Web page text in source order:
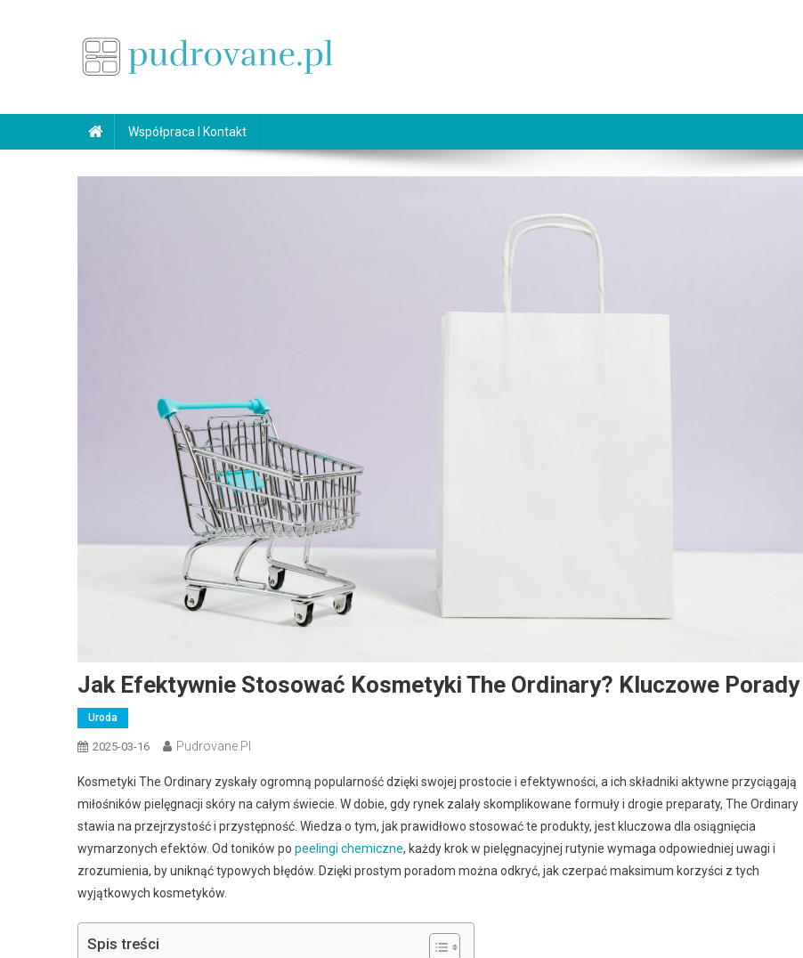
Współpraca I Kontakt
Jak Efektywnie Stosować Kosmetyki The Ordinary? Kluczowe Porady
Uroda
2025-03-16 Pudrovane.pl
Kosmetyki The Ordinary zyskały ogromną popularność dzięki swojej prostocie i efektywności, a ich składniki aktywne przyciągają
miłośników pielęgnacji skóry na całym świecie. W dobie, gdy rynek zalały skomplikowane formuły i drogie preparaty, The Ordinary
stawia na przejrzystość i przystępność. Wiedza o tym, jak prawidłowo stosować te produkty, jest kluczowa dla osiągnięcia
wymarzonych efektów. Od toników po peelingi chemiczne, każdy krok w pielęgnacyjnej rutynie wymaga odpowiedniej uwagi i
zrozumienia, by uniknąć typowych błędów. Dzięki prostym poradom można odkryć, jak czerpać maksimum korzyści z tych
wyjątkowych kosmetyków.
Spis treści